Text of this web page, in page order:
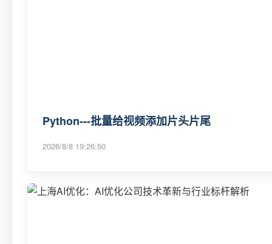
Python---批量给视频添加片头片尾
2026/8/8 19:26:50